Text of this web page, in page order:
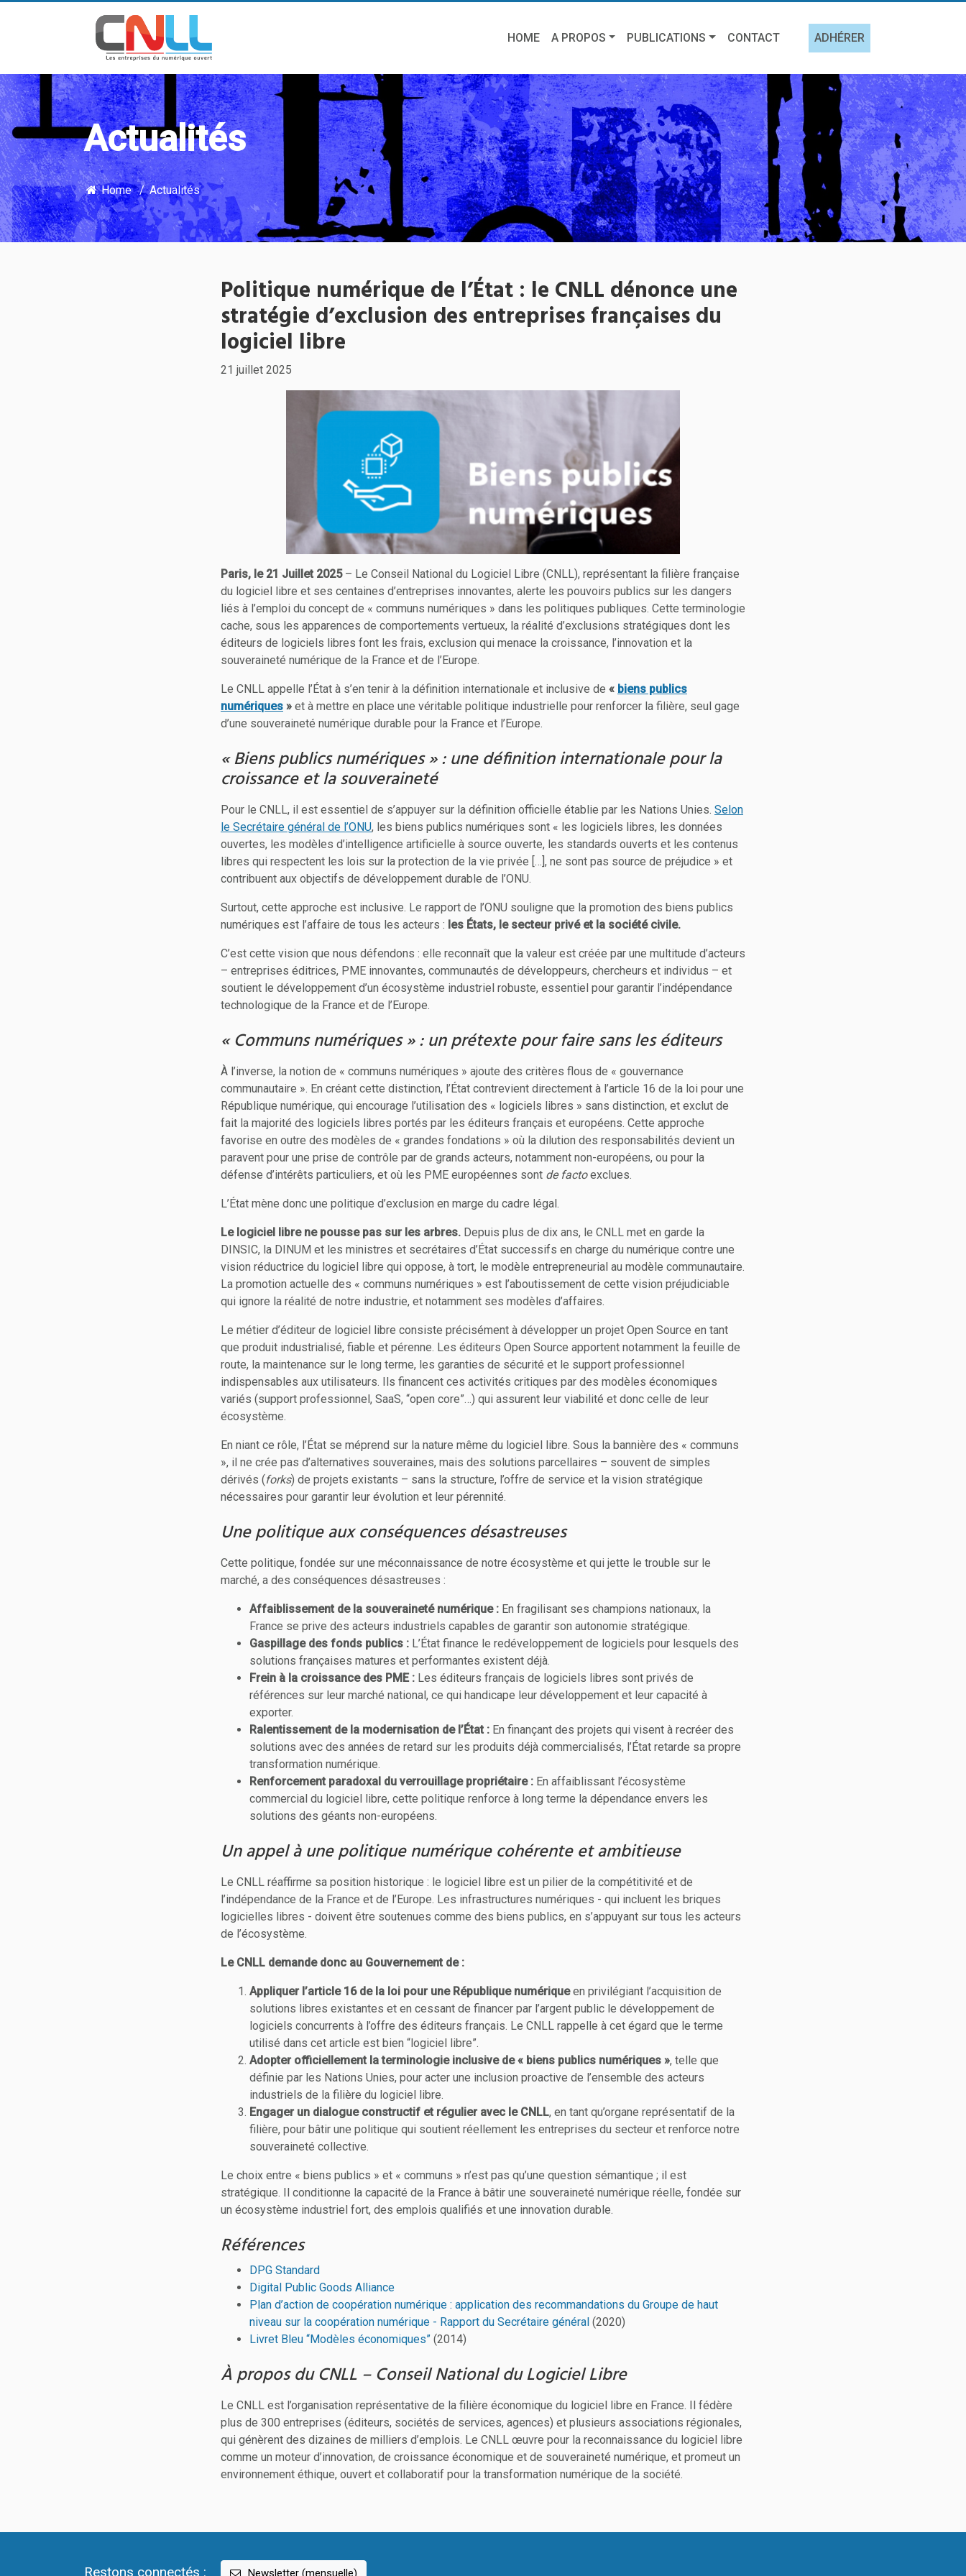
HOME A PROPOS PUBLICATIONS CONTACT ADHÉRER
Actualités
Home Actualités
Politique numérique de l’État : le CNLL dénonce une
stratégie d’exclusion des entreprises françaises du
logiciel libre
21 juillet 2025
Paris, le 21 Juillet 2025– Le Conseil National du Logiciel Libre (CNLL), représentant la filière française
du logiciel libre et ses centaines d’entreprises innovantes, alerte les pouvoirs publics sur les dangers
liés à l’emploi du concept de « communs numériques » dans les politiques publiques. Cette terminologie
cache, sous les apparences de comportements vertueux, la réalité d’exclusions stratégiques dont les
éditeurs de logiciels libres font les frais, exclusion qui menace la croissance, l’innovation et la
souveraineté numérique de la France et de l’Europe.
Le CNLL appelle l’État à s’en tenir à la définition internationale et inclusive de « biens publics
numériques » et à mettre en place une véritable politique industrielle pour renforcer la filière, seul gage
d’une souveraineté numérique durable pour la France et l’Europe.
« Biens publics numériques » : une définition internationale pour la
croissance et la souveraineté
Pour le CNLL, il est essentiel de s’appuyer sur la définition officielle établie par les Nations Unies. Selon
le Secrétaire général de l’ONU, les biens publics numériques sont « les logiciels libres, les données
ouvertes, les modèles d’intelligence artificielle à source ouverte, les standards ouverts et les contenus
libres qui respectent les lois sur la protection de la vie privée […], ne sont pas source de préjudice » et
contribuent aux objectifs de développement durable de l’ONU.
Surtout, cette approche est inclusive. Le rapport de l’ONU souligne que la promotion des biens publics
numériques est l’affaire de tous les acteurs : les États, le secteur privé et la société civile.
C’est cette vision que nous défendons : elle reconnaît que la valeur est créée par une multitude d’acteurs
– entreprises éditrices, PME innovantes, communautés de développeurs, chercheurs et individus – et
soutient le développement d’un écosystème industriel robuste, essentiel pour garantir l’indépendance
technologique de la France et de l’Europe.
« Communs numériques » : un prétexte pour faire sans les éditeurs
À l’inverse, la notion de « communs numériques » ajoute des critères flous de « gouvernance
communautaire ». En créant cette distinction, l’État contrevient directement à l’article 16 de la loi pour une
République numérique, qui encourage l’utilisation des « logiciels libres » sans distinction, et exclut de
fait la majorité des logiciels libres portés par les éditeurs français et européens. Cette approche
favorise en outre des modèles de « grandes fondations » où la dilution des responsabilités devient un
paravent pour une prise de contrôle par de grands acteurs, notamment non-européens, ou pour la
défense d’intérêts particuliers, et où les PME européennes sont de factoexclues.
L’État mène donc une politique d’exclusion en marge du cadre légal.
Le logiciel libre ne pousse pas sur les arbres. Depuis plus de dix ans, le CNLL met en garde la
DINSIC, la DINUM et les ministres et secrétaires d’État successifs en charge du numérique contre une
vision réductrice du logiciel libre qui oppose, à tort, le modèle entrepreneurial au modèle communautaire.
La promotion actuelle des « communs numériques » est l’aboutissement de cette vision préjudiciable
qui ignore la réalité de notre industrie, et notamment ses modèles d’affaires.
Le métier d’éditeur de logiciel libre consiste précisément à développer un projet Open Source en tant
que produit industrialisé, fiable et pérenne. Les éditeurs Open Source apportent notamment la feuille de
route, la maintenance sur le long terme, les garanties de sécurité et le support professionnel
indispensables aux utilisateurs. Ils financent ces activités critiques par des modèles économiques
variés (support professionnel, SaaS, “open core”…) qui assurent leur viabilité et donc celle de leur
écosystème.
En niant ce rôle, l’État se méprend sur la nature même du logiciel libre. Sous la bannière des « communs
», il ne crée pas d’alternatives souveraines, mais des solutions parcellaires – souvent de simples
dérivés (forks) de projets existants – sans la structure, l’offre de service et la vision stratégique
nécessaires pour garantir leur évolution et leur pérennité.
Une politique aux conséquences désastreuses
Cette politique, fondée sur une méconnaissance de notre écosystème et qui jette le trouble sur le
marché, a des conséquences désastreuses :
Affaiblissement de la souveraineté numérique : En fragilisant ses champions nationaux, la
France se prive des acteurs industriels capables de garantir son autonomie stratégique.
Gaspillage des fonds publics : L’État finance le redéveloppement de logiciels pour lesquels des
solutions françaises matures et performantes existent déjà.
Frein à la croissance des PME : Les éditeurs français de logiciels libres sont privés de
références sur leur marché national, ce qui handicape leur développement et leur capacité à
exporter.
Ralentissement de la modernisation de l’État : En finançant des projets qui visent à recréer des
solutions avec des années de retard sur les produits déjà commercialisés, l’État retarde sa propre
transformation numérique.
Renforcement paradoxal du verrouillage propriétaire : En affaiblissant l’écosystème
commercial du logiciel libre, cette politique renforce à long terme la dépendance envers les
solutions des géants non-européens.
Un appel à une politique numérique cohérente et ambitieuse
Le CNLL réaffirme sa position historique : le logiciel libre est un pilier de la compétitivité et de
l’indépendance de la France et de l’Europe. Les infrastructures numériques - qui incluent les briques
logicielles libres - doivent être soutenues comme des biens publics, en s’appuyant sur tous les acteurs
de l’écosystème.
Le CNLL demande donc au Gouvernement de :
Appliquer l’article 16 de la loi pour une République numériqueen privilégiant l’acquisition de
solutions libres existantes et en cessant de financer par l’argent public le développement de
logiciels concurrents à l’offre des éditeurs français. Le CNLL rappelle à cet égard que le terme
utilisé dans cet article est bien “logiciel libre”.
Adopter officiellement la terminologie inclusive de « biens publics numériques », telle que
définie par les Nations Unies, pour acter une inclusion proactive de l’ensemble des acteurs
industriels de la filière du logiciel libre.
Engager un dialogue constructif et régulier avec le CNLL, en tant qu’organe représentatif de la
filière, pour bâtir une politique qui soutient réellement les entreprises du secteur et renforce notre
souveraineté collective.
Le choix entre « biens publics » et « communs » n’est pas qu’une question sémantique ; il est
stratégique. Il conditionne la capacité de la France à bâtir une souveraineté numérique réelle, fondée sur
un écosystème industriel fort, des emplois qualifiés et une innovation durable.
Références
DPG Standard
Digital Public Goods Alliance
Plan d’action de coopération numérique : application des recommandations du Groupe de haut
niveau sur la coopération numérique - Rapport du Secrétaire général (2020)
Livret Bleu “Modèles économiques” (2014)
À propos du CNLL – Conseil National du Logiciel Libre
Le CNLL est l’organisation représentative de la filière économique du logiciel libre en France. Il fédère
plus de 300 entreprises (éditeurs, sociétés de services, agences) et plusieurs associations régionales,
qui génèrent des dizaines de milliers d’emplois. Le CNLL œuvre pour la reconnaissance du logiciel libre
comme un moteur d’innovation, de croissance économique et de souveraineté numérique, et promeut un
environnement éthique, ouvert et collaboratif pour la transformation numérique de la société.
Restons connectés : Newsletter (mensuelle)